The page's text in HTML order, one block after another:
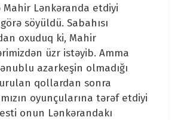
Mahir Lənkəranda etdiyi
söyüldü. Sabahısı
oxuduq ki, Mahir
üzr istəyib. Amma
azarkeşin olmadığı
qollardan sonra
oyunçularına tərəf etdiyi
onun Lənkərandakı